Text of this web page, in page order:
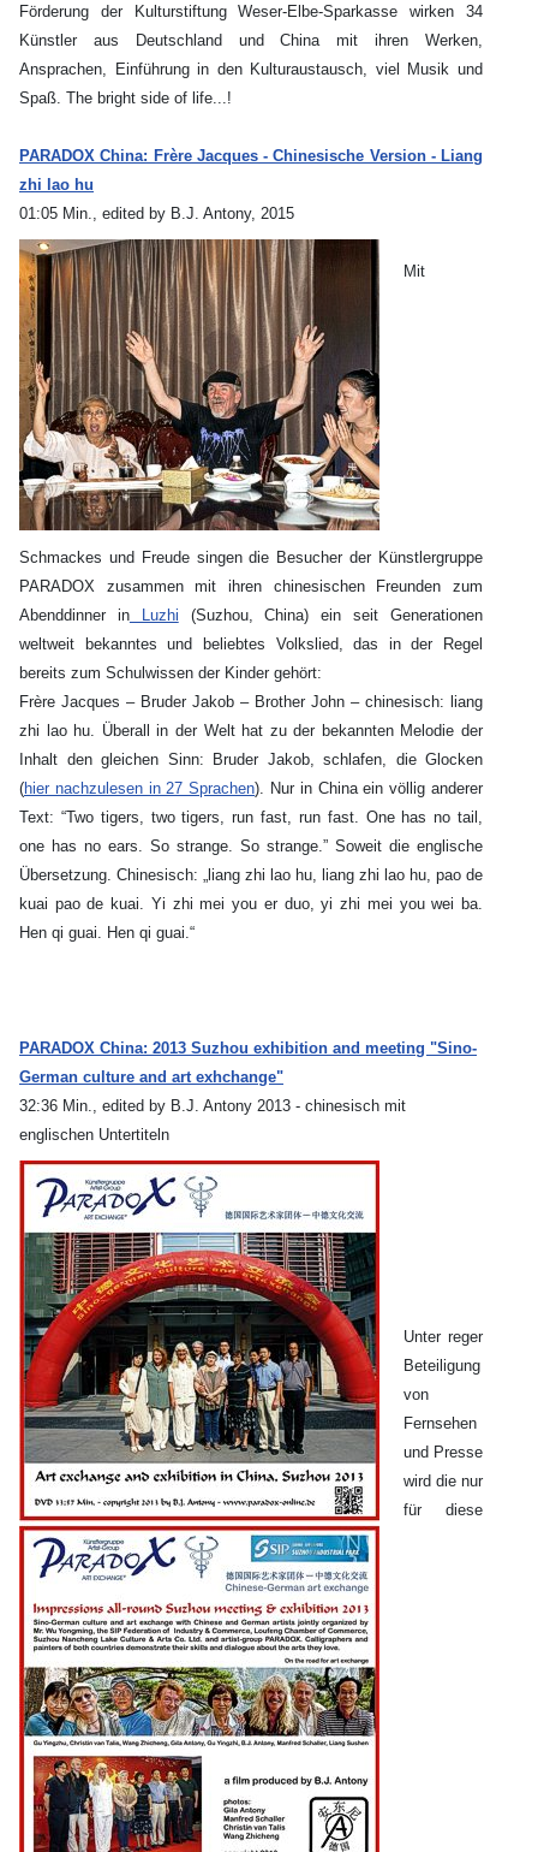
Förderung der Kulturstiftung Weser-Elbe-Sparkasse wirken 34
Künstler aus Deutschland und China mit ihren Werken,
Ansprachen, Einführung in den Kulturaustausch, viel Musik und
Spaß. The bright side of life...!
PARADOX China: Frère Jacques - Chinesische Version - Liang
zhi lao hu
01:05 Min., edited by B.J. Antony, 2015
Mit
Schmackes und Freude singen die Besucher der Künstlergruppe
PARADOX zusammen mit ihren chinesischen Freunden zum
Abenddinner inLuzhi (Suzhou, China) ein seit Generationen
weltweit bekanntes und beliebtes Volkslied, das in der Regel
bereits zum Schulwissen der Kinder gehört:
Frère Jacques – Bruder Jakob – Brother John – chinesisch: liang
zhi lao hu. Überall in der Welt hat zu der bekannten Melodie der
Inhalt den gleichen Sinn: Bruder Jakob, schlafen, die Glocken
(hier nachzulesen in 27 Sprachen). Nur in China ein völlig anderer
Text: “Two tigers, two tigers, run fast, run fast. One has no tail,
one has no ears. So strange. So strange.” Soweit die englische
Übersetzung. Chinesisch: „liang zhi lao hu, liang zhi lao hu, pao de
kuai pao de kuai. Yi zhi mei you er duo, yi zhi mei you wei ba.
Hen qi guai. Hen qi guai.“
PARADOX China: 2013 Suzhou exhibition and meeting "Sino-
German culture and art exhchange"
32:36 Min., edited by B.J. Antony 2013 - chinesisch mit
englischen Untertiteln
Unter reger
Beteiligung
von
Fernsehen
und Presse
wird die nur
für diese